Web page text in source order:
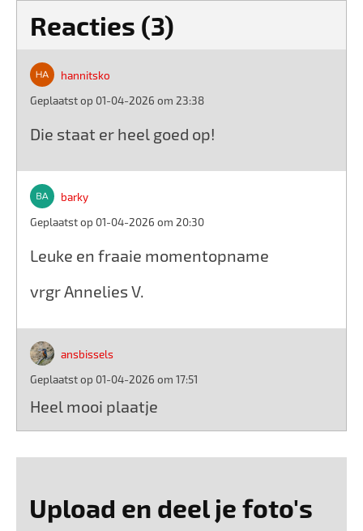
Reacties (3)
hannitsko
Geplaatst op 01-04-2026 om 23:38
Die staat er heel goed op!
barky
Geplaatst op 01-04-2026 om 20:30
Leuke en fraaie momentopname
vrgr Annelies V.
ansbissels
Geplaatst op 01-04-2026 om 17:51
Heel mooi plaatje
Upload en deel je foto's